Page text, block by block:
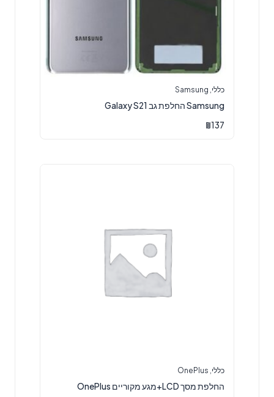
כללי Samsung
Samsung החלפת גב Galaxy S21
₪137
כללי OnePlus
החלפת מסך LCD+מגע מקוריים OnePlus